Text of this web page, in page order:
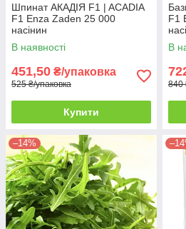
Шпинат АКАДІЯ F1 | ACADIA
F1 Enza Zaden 25 000
насінин
В наявності
451,50 ₴/упаковка
525 ₴/упаковка
Купити
F1
В
840
–14%